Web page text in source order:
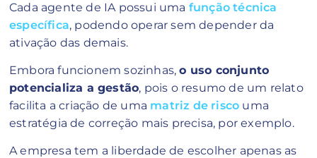
Cada agente de IA possui uma função técnica
específica, podendo operar sem depender da
ativação das demais.
Embora funcionem sozinhas,o uso conjunto
potencializa a gestão, pois o resumo de um relato
facilita a criação de uma matriz de risco uma
estratégia de correção mais precisa, por exemplo.
A empresa tem a liberdade de escolher apenas as